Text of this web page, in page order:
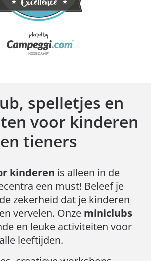
spelletjes en
voor kinderen
en tieners
kinderen is alleen in de
een must! Beleef je
zekerheid dat je kinderen
vervelen. Onze miniclubs
en leuke activiteiten voor
leeftijden.